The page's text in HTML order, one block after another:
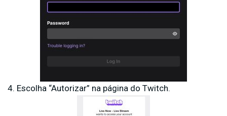
4. Escolha “Autorizar” na página do Twitch.